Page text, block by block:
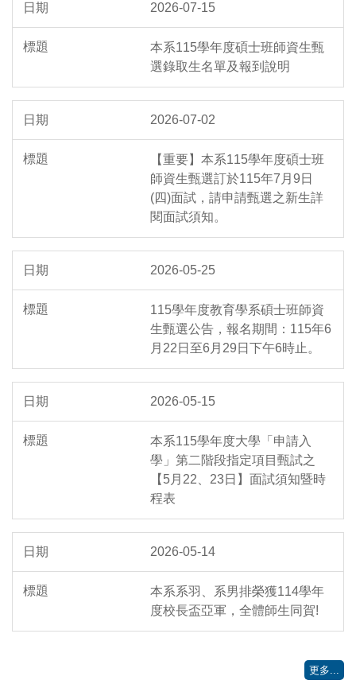
2026-07-15
本系115學年度碩士班師資生甄
選錄取生名單及報到說明
2026-07-02
【重要】本系115學年度碩士班
師資生甄選訂於115年7月9日
(四)面試，請申請甄選之新生詳
閱面試須知。
2026-05-25
115學年度教育學系碩士班師資
生甄選公告，報名期間：115年6
月22日至6月29日下午6時止。
2026-05-15
本系115學年度大學「申請入
學」第二階段指定項目甄試之
【5月22、23日】面試須知暨時
程表
2026-05-14
本系系羽、系男排榮獲114學年
度校長盃亞軍，全體師生同賀!
更多...